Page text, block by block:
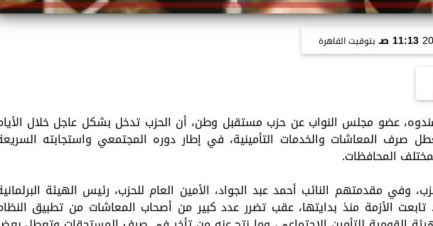
11:13 صـ بتوقيت القاهرة
عضو مجلس النواب عن حزب مستقبل وطن، أن الحزب تدخل بشكل عاجل خلال
صرف المعاشات والخدمات التأمينية، في إطار دوره المجتمعي واستجابته
المحافظات.
وفي مقدمتهم النائب أحمد عبد الجواد، الأمين العام للحزب، رئيس الهيئة
تابعت الأزمة منذ بدايتها، عقب تضرر عدد كبير من أصحاب المعاشات من تطبيق